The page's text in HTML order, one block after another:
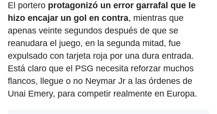
El portero protagonizó un error garrafal que le
hizo encajar un gol en contra, mientras que
apenas veinte segundos después de que se
reanudara el juego, en la segunda mitad, fue
expulsado con tarjeta roja por una dura entrada.
Está claro que el PSG necesita reforzar muchos
flancos, llegue o no Neymar Jr a las órdenes de
Unai Emery, para competir realmente en Europa.